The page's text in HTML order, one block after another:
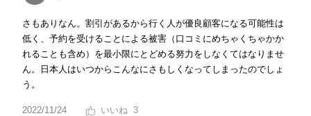
さもありなん。割引があるから行く人が優良顧客になる可能性は
低く、予約を受けることによる被害（口コミにめちゃくちゃかか
れることも含め）を最小限にとどめる努力をしなくてはなりませ
ん。日本人はいつからこんなにさもしくなってしまったのでしょ
う。
2022/11/24 3